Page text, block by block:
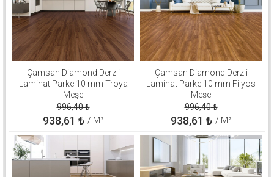
Çamsan Diamond Derzli
Laminat Parke 10 mm Troya
Meşe
996,40₺
938,61 ₺ / M²
Çamsan Diamond Derzli
Laminat Parke 10 mm Filyos
Meşe
996,40₺
938,61 ₺ / M²